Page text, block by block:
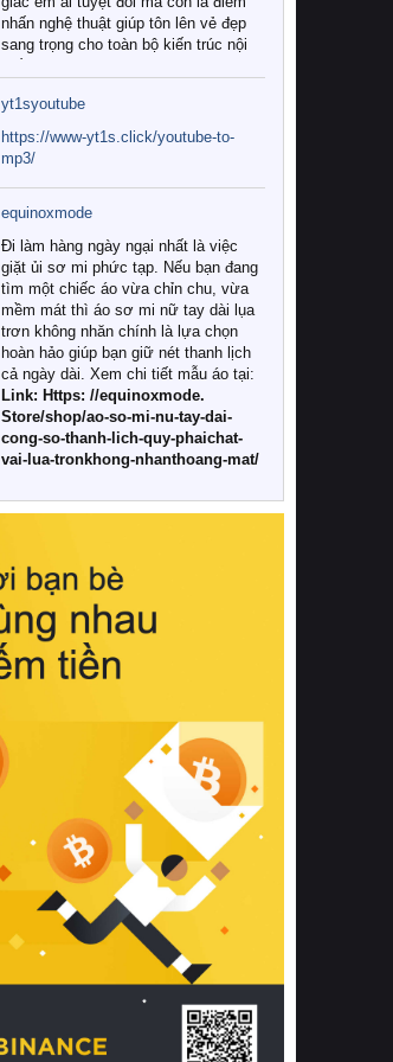
nhấn nghệ thuật giúp tôn lên vẻ đẹp
sang trọng cho toàn bộ kiến trúc nội
Tuy nhiên, giữa thị trường đa dạng
với vô vàn thương hiệu và mẫu mã
như hiện nay, làm thế nào để chọn
được những bộ chăn ga gối đệm cao
cấp thực sự chất lượng, phù hợp với
khí hậu và nhu cầu sử dụng của gia
đình? Hãy cùng chúng tôi đi tìm lời
giải đáp chi tiết qua bài viết dưới đây.
1. Tại sao các gia đình hiện đại lại ưa
chuộng chăn ga gối đệm cao cấp?
Khác với các dòng sản phẩm thông
thường, những bộ chăn ga gối đệm
cao cấp trải qua quy trình sản xuất
nghiêm ngặt từ khâu chọn lọc nguyên
liệu tự nhiên đến công nghệ dệt
nhuộm hiện đại không chứa hóa chất
này, bạn sẽ cảm nhận rõ rệt sự khác
hồi chuẩn xác của phần đệm nâng đỡ
cột sống.
Bên cạnh đó, việc lựa chọn các dòng
sản phẩm đạt chuẩn chất lượng quốc
tế còn giúp ngăn ngừa tình trạng kích
khuẩn và nấm mốc trong điều kiện
thời tiết nóng ẩm. Bạn có thể tìm hiểu
thêm các nghiên cứu khoa học về tác
động của giấc ngủ và môi trường
phòng ngủ đối với sức khỏe con
người tại Sleep Foundation (External
Link) để có cái nhìn toàn diện hơn.
2. Các tiêu chí vàng khi lựa chọn
chăn ga gối đệm cao cấp cho phòng
ngủ
Để sở hữu một bộ chăn ga gối đệm
cao cấp hoàn hảo cả về thẩm mỹ lẫn
công năng, người tiêu dùng cần cân
nhắc kỹ lưỡng các tiêu chí quan trọng
yt1syoutube
https://www-yt1s.click/youtube-to-
mp3/
equinoxmode
Đi làm hàng ngày ngại nhất là việc
giặt ủi sơ mi phức tạp. Nếu bạn đang
tìm một chiếc áo vừa chỉn chu, vừa
mềm mát thì áo sơ mi nữ tay dài lụa
trơn không nhăn chính là lựa chọn
hoàn hảo giúp bạn giữ nét thanh lịch
cả ngày dài. Xem chi tiết mẫu áo tại:
Link: Https: //equinoxmode.
Store/shop/ao-so-mi-nu-tay-dai-
cong-so-thanh-lich-quy-phaichat-
vai-lua-tronkhong-nhanthoang-mat/